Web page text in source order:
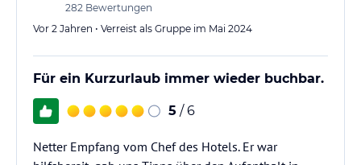
282 Bewertungen
Vor 2 Jahren • Verreist als Gruppe im Mai 2024
Für ein Kurzurlaub immer wieder buchbar.
5 / 6
Netter Empfang vom Chef des Hotels. Er war